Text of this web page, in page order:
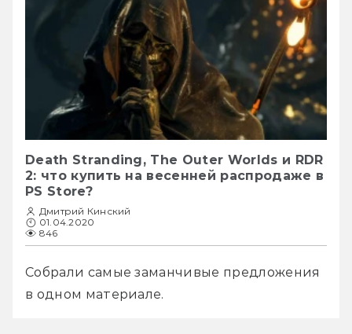
Death Stranding, The Outer Worlds и RDR
2: что купить на весенней распродаже в
PS Store?
Дмитрий Кинский
01.04.2020
846
Собрали самые заманчивые предложения
в одном материале.